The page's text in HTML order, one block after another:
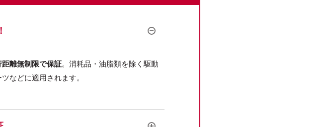
距離無制限で保証。消耗品・油脂類を除く駆動
などに適用されます。